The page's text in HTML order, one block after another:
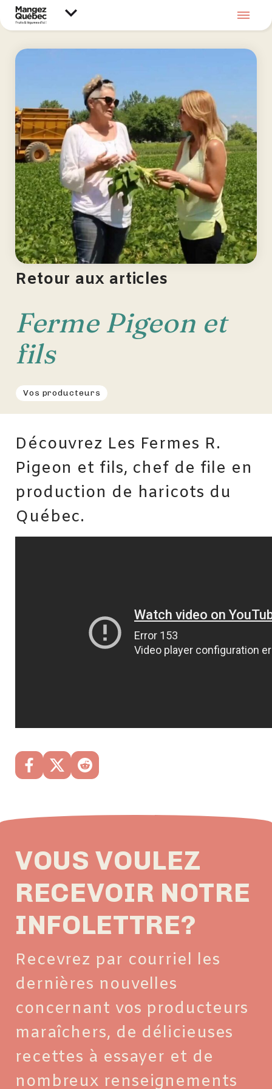
Retour aux articles
Ferme Pigeon et
fils
Vos producteurs
Découvrez Les Fermes R.
Pigeon et fils, chef de file en
production de haricots du
Québec.
VOUS VOULEZ
RECEVOIR NOTRE
INFOLETTRE?
Recevrez par courriel les
dernières nouvelles
concernant vos producteurs
maraîchers, de délicieuses
recettes à essayer et de
nombreux renseignements